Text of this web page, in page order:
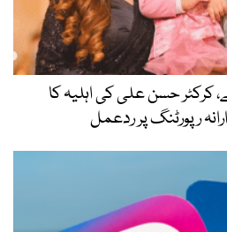
کرکٹر حسن علی کی اہلیہ کا
رپورٹنگ پر ردعمل